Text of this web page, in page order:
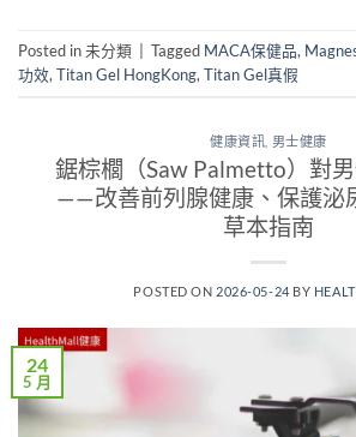
Posted in 未分類 Tagged MACA保健品,
功效,Titan Gel HongKong,Titan Gel真假
健康資訊 男士健康
鋸棕櫚（Saw Palmetto）對
——改善前列腺健康、保護泌
草本指南
POSTED ON 2026-05-24 BY
24
5 月